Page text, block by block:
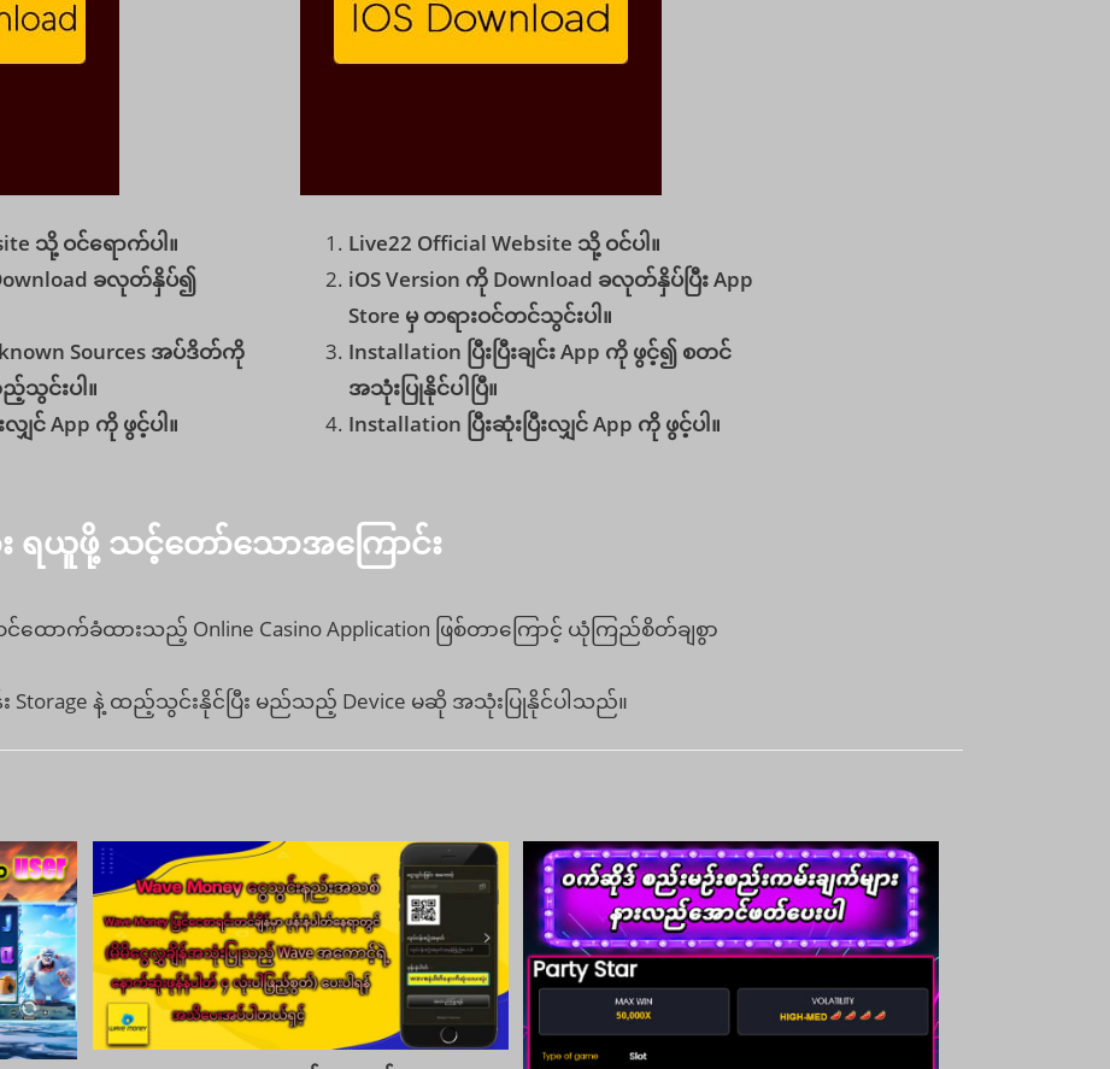
သို့ ဝင်ရောက်ပါ။
ခလုတ်နှိပ်၍
Sources အပ်ဒိတ်ကို
သွင်းပါ။
လျှင် App ကို ဖွင့်ပါ။
Live22 Official Website သို့ ဝင်ပါ။
iOS Version ကို Download ခလုတ်နှိပ်ပြီး App
Store မှ တရားဝင်တင်သွင်းပါ။
Installation ပြီးပြီးချင်း App ကို ဖွင့်၍ စတင်
အသုံးပြုနိုင်ပါပြီ။
Installation ပြီးဆုံးပြီးလျှင် App ကို ဖွင့်ပါ။
း ရယူဖို့ သင့်တော်သောအကြောင်း
င်ထောက်ခံထားသည့် Online Casino Application ဖြစ်တာကြောင့် ယုံကြည်စိတ်ချစွာ
နဲ့ ထည့်သွင်းနိုင်ပြီး မည်သည့် Device မဆို အသုံးပြုနိုင်ပါသည်။